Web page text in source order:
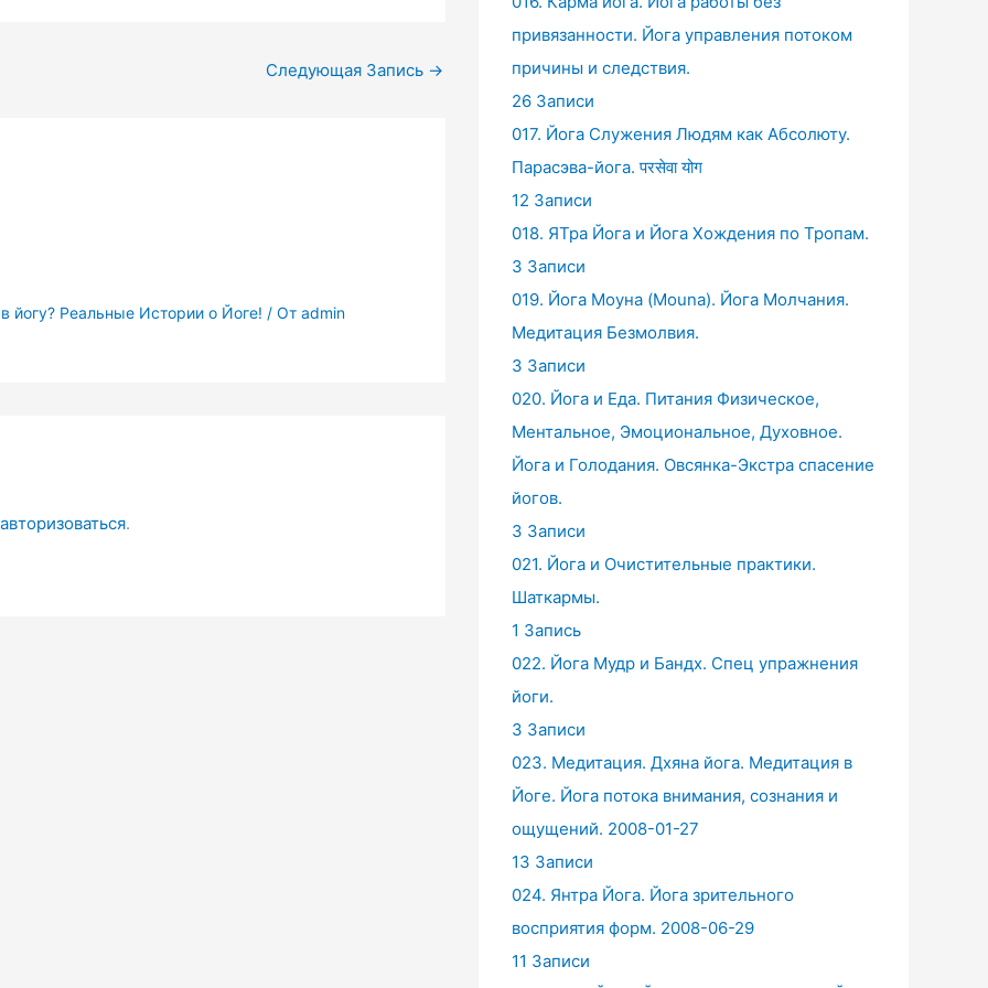
Следующая Запись →
Реальные Истории о Йоге! / От admin
авторизоваться.
привязанности. Йога управления потоком
причины и следствия.
26 Записи
017. Йога Служения Людям как Абсолюту.
Парасэва-йога. परसेवा योग
12 Записи
018. ЯТра Йога и Йога Хождения по Тропам.
3 Записи
019. Йога Моуна (Mouna). Йога Молчания.
Медитация Безмолвия.
3 Записи
020. Йога и Еда. Питания Физическое,
Ментальное, Эмоциональное, Духовное.
Йога и Голодания. Овсянка-Экстра спасение
йогов.
3 Записи
021. Йога и Очистительные практики.
Шаткармы.
1 Запись
022. Йога Мудр и Бандх. Спец упражнения
йоги.
3 Записи
023. Медитация. Дхяна йога. Медитация в
Йоге. Йога потока внимания, сознания и
ощущений. 2008-01-27
13 Записи
024. Янтра Йога. Йога зрительного
восприятия форм. 2008-06-29
11 Записи